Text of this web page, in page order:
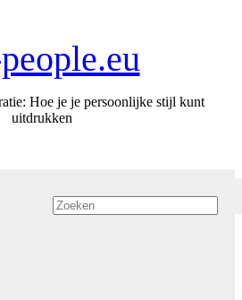
Hoe je je persoonlijke stijl kunt
uitdrukken